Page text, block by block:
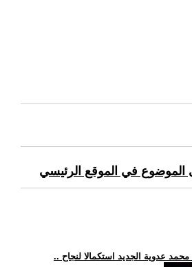
الموضوع في الموقع الرئيسي
عدوية الجديد استكمالا لنجاح